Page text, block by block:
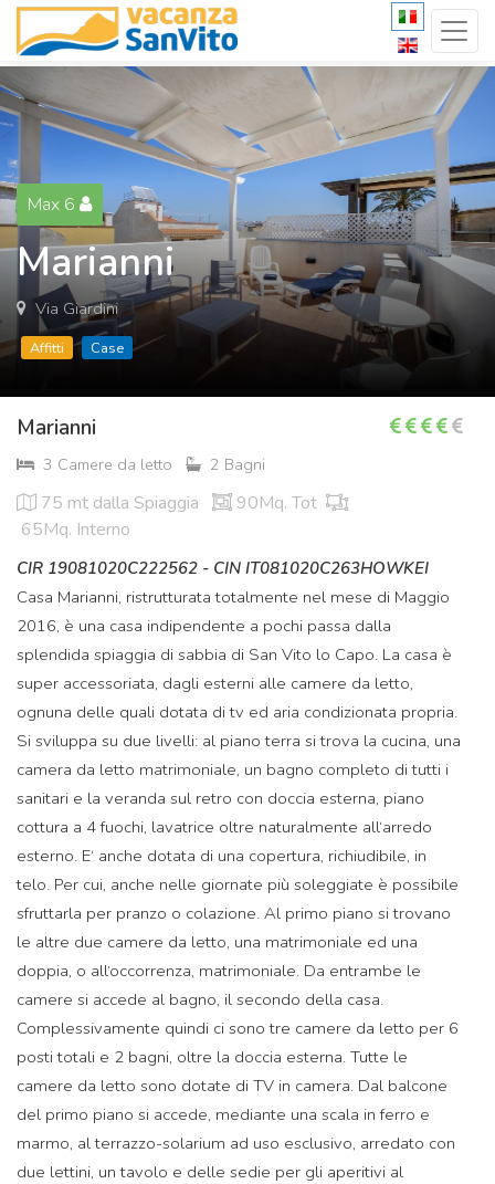
Max 6
Marianni
Via Giardini
Affitti Case
Marianni
3 Camere da letto 2 Bagni
75 mt dalla Spiaggia
90Mq. Tot
65Mq. Interno
CIR 19081020C222562 - CIN IT081020C263HOWKEI
Casa Marianni, ristrutturata totalmente nel mese di Maggio
2016, è una casa indipendente a pochi passa dalla
splendida spiaggia di sabbia di San Vito lo Capo. La casa è
super accessoriata, dagli esterni alle camere da letto,
ognuna delle quali dotata di tv ed aria condizionata propria.
Si sviluppa su due livelli: al piano terra si trova la cucina, una
camera da letto matrimoniale, un bagno completo di tutti i
sanitari e la veranda sul retro con doccia esterna, piano
cottura a 4 fuochi, lavatrice oltre naturalmente all‘arredo
esterno. E‘ anche dotata di una copertura, richiudibile, in
telo. Per cui, anche nelle giornate più soleggiate è possibile
sfruttarla per pranzo o colazione. Al primo piano si trovano
le altre due camere da letto, una matrimoniale ed una
doppia, o all‘occorrenza, matrimoniale. Da entrambe le
camere si accede al bagno, il secondo della casa.
Complessivamente quindi ci sono tre camere da letto per 6
posti totali e 2 bagni, oltre la doccia esterna. Tutte le
camere da letto sono dotate di TV in camera. Dal balcone
del primo piano si accede, mediante una scala in ferro e
marmo, al terrazzo-solarium ad uso esclusivo, arredato con
due lettini, un tavolo e delle sedie per gli aperitivi al